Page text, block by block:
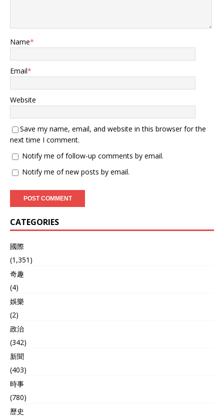
Name*
Email*
Website
Save my name, email, and website in this browser for the
next time I comment.
Notify me of follow-up comments by email.
Notify me of new posts by email.
CATEGORIES
國際
(1,351)
奇趣
(4)
娛樂
(2)
政治
(342)
新聞
(403)
時事
(780)
歷史